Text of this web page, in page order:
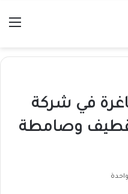
في شركة
وصامطة